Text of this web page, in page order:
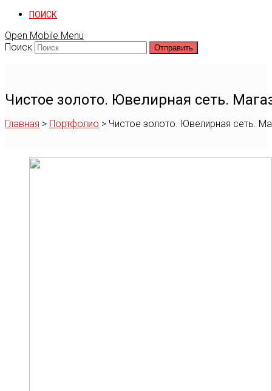
ПОИСК
Open Mobile Menu
Поиск
Отправить
Чистое золото. Ювелирная сеть.
Главная > Портфолио > Чистое золото. Ювелирная сеть.